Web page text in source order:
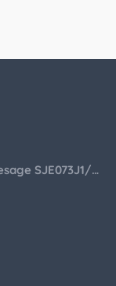
Seiko “Baby Snowflake” Presage SJE073J1/SARA015 Limited Edition